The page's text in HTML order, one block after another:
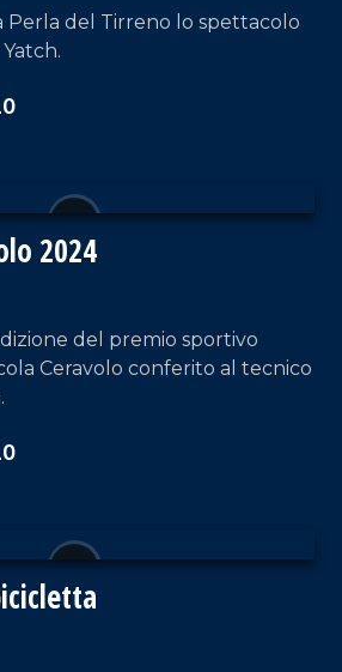
Perla del Tirreno lo spettacolo
2024
del premio sportivo
Ceravolo conferito al tecnico